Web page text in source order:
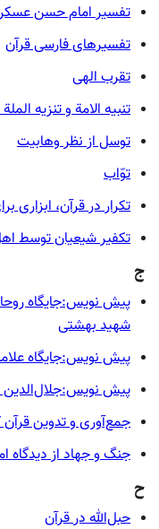
تفسیر امام حسن
تفسیرهای فارسی قرآن
تقرب الهی
تنبیه الامة و تنزیه
توسل از نظر وهابیت
توّاب
تکرار در قرآن، ابزاری
تکفیر شیعیان توسط
ج
پیش نویس:جایگاه
شهید بهشتی
پیش نویس:جایگاه
پیش
جمع‌آوری و تدوین قرآن
جنگ و جهاد از دیدگاه
ح
حبل‌الله در قرآن